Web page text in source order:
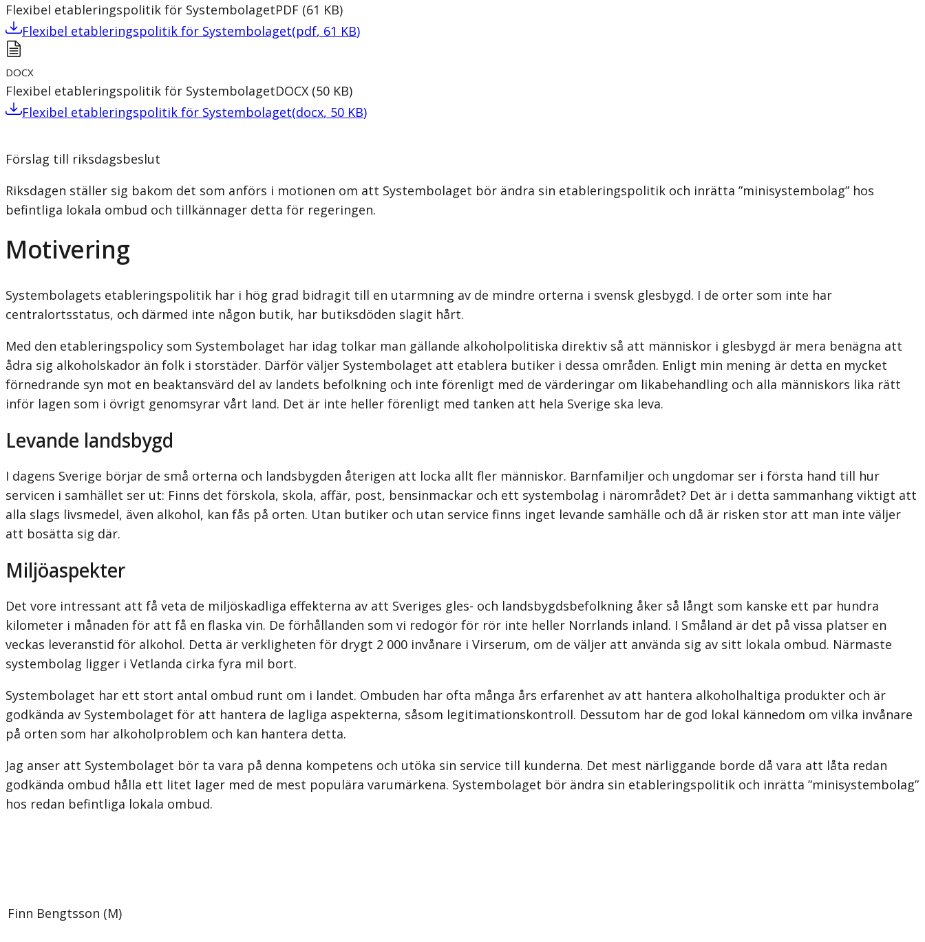
Flexibel etableringspolitik för SystembolagetPDF (61 KB)
Flexibel etableringspolitik för Systembolaget(pdf, 61 KB)
DOCX
Flexibel etableringspolitik för SystembolagetDOCX (50 KB)
Flexibel etableringspolitik för Systembolaget(docx, 50 KB)
Förslag till riksdagsbeslut
Riksdagen ställer sig bakom det som anförs i motionen om att Systembolaget bör ändra sin etableringspolitik och inrätta ”minisystembolag” hos
befintliga lokala ombud och tillkännager detta för regeringen.
Motivering
Systembolagets etableringspolitik har i hög grad bidragit till en utarmning av de mindre orterna i svensk glesbygd. I de orter som inte har
centralortsstatus, och därmed inte någon butik, har butiksdöden slagit hårt.
Med den etableringspolicy som Systembolaget har idag tolkar man gällande alkoholpolitiska direktiv så att människor i glesbygd är mera benägna att
ådra sig alkoholskador än folk i storstäder. Därför väljer Systembolaget att etablera butiker i dessa områden. Enligt min mening är detta en mycket
förnedrande syn mot en beaktansvärd del av landets befolkning och inte förenligt med de värderingar om likabehandling och alla människors lika rätt
inför lagen som i övrigt genomsyrar vårt land. Det är inte heller förenligt med tanken att hela Sverige ska leva.
Levande landsbygd
I dagens Sverige börjar de små orterna och landsbygden återigen att locka allt fler människor. Barnfamiljer och ungdomar ser i första hand till hur
servicen i samhället ser ut: Finns det förskola, skola, affär, post, bensinmackar och ett systembolag i närområdet? Det är i detta sammanhang viktigt att
alla slags livsmedel, även alkohol, kan fås på orten. Utan butiker och utan service finns inget levande samhälle och då är risken stor att man inte väljer
att bosätta sig där.
Miljöaspekter
Det vore intressant att få veta de miljöskadliga effekterna av att Sveriges gles- och landsbygdsbefolkning åker så långt som kanske ett par hundra
kilometer i månaden för att få en flaska vin. De förhållanden som vi redogör för rör inte heller Norrlands inland. I Småland är det på vissa platser en
veckas leveranstid för alkohol. Detta är verkligheten för drygt 2 000 invånare i Virserum, om de väljer att använda sig av sitt lokala ombud. Närmaste
systembolag ligger i Vetlanda cirka fyra mil bort.
Systembolaget har ett stort antal ombud runt om i landet. Ombuden har ofta många års erfarenhet av att hantera alkoholhaltiga produkter och är
godkända av Systembolaget för att hantera de lagliga aspekterna, såsom legitimationskontroll. Dessutom har de god lokal kännedom om vilka invånare
på orten som har alkoholproblem och kan hantera detta.
Jag anser att Systembolaget bör ta vara på denna kompetens och utöka sin service till kunderna. Det mest närliggande borde då vara att låta redan
godkända ombud hålla ett litet lager med de mest populära varumärkena. Systembolaget bör ändra sin etableringspolitik och inrätta ”minisystembolag”
hos redan befintliga lokala ombud.
Finn Bengtsson (M)